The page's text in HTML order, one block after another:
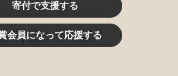
寄付で支援する
会員になって応援する